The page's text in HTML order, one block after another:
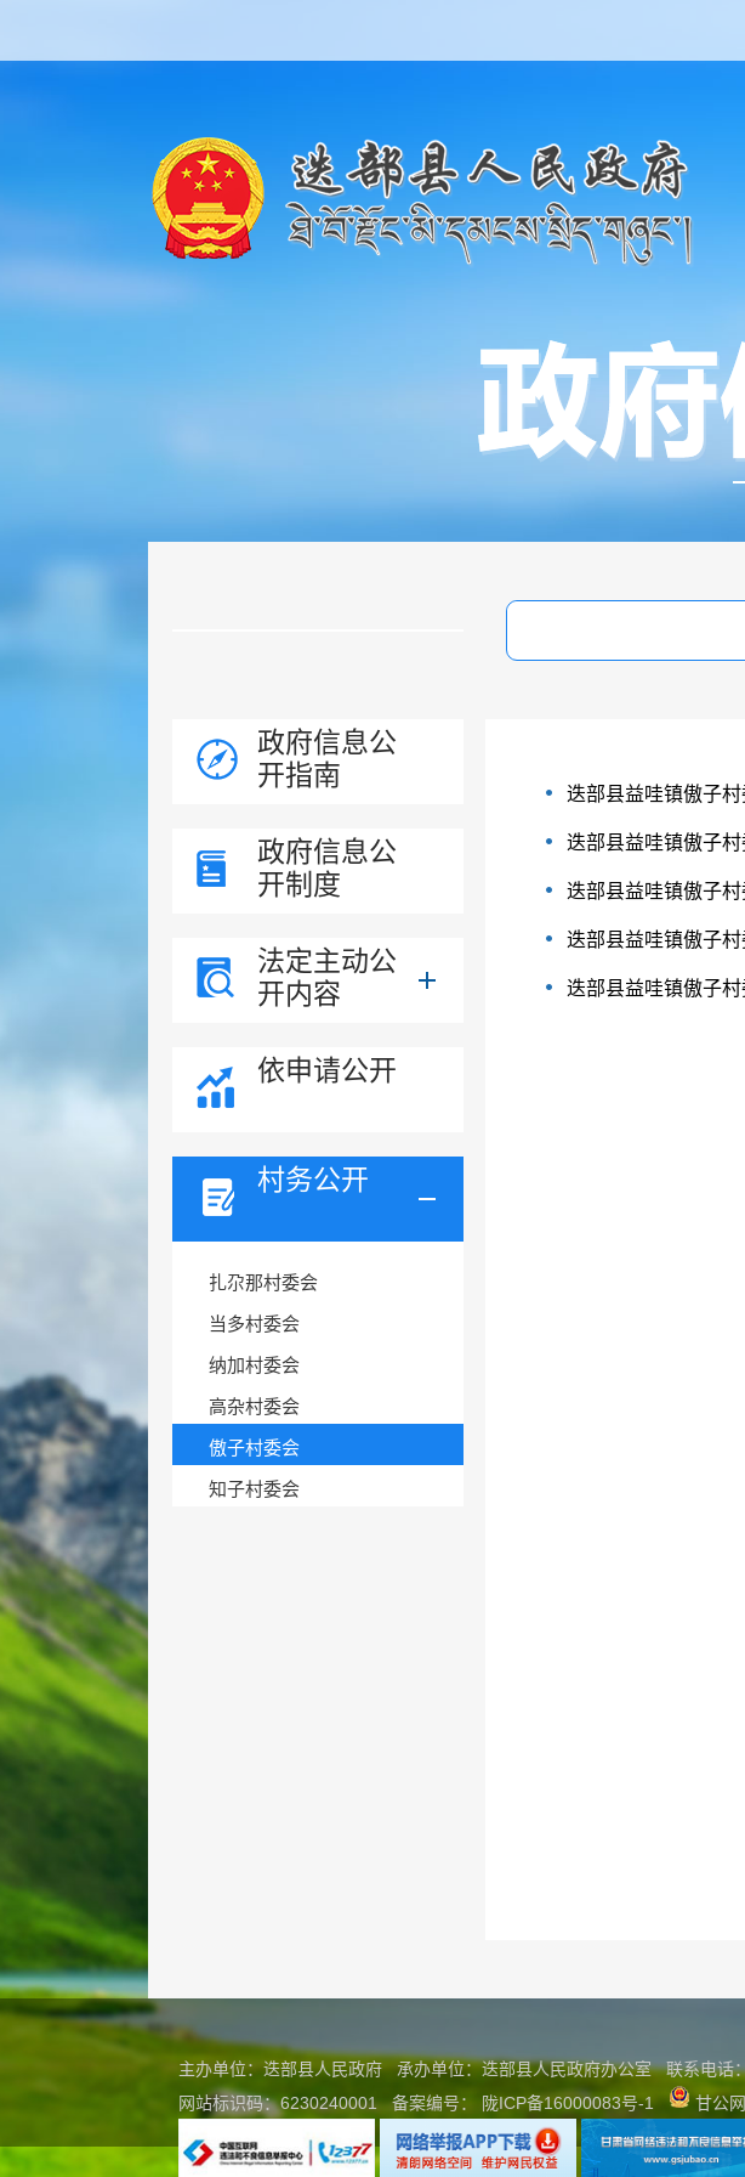
政府信息公
开指南
政府信息公
开制度
法定主动公
开内容
依申请公开
村务公开
扎尕那村委会
当多村委会
纳加村委会
高杂村委会
傲子村委会
知子村委会
迭部县益哇镇傲子
迭部县益哇镇傲子
迭部县益哇镇傲子
迭部县益哇镇傲子
迭部县益哇镇傲子
主办单位：迭部县人民政府 承办单位：迭部县人民政府办公室联系电话
网站标识码：6230240001
备案编号： 陇ICP备16000083号-1 甘公